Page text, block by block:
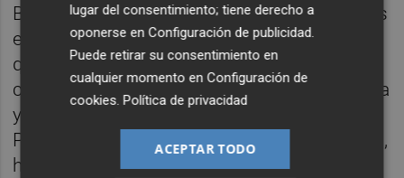
Bordalás tiró mano de otra de sus peticiones
expresas: Hugo Duro. La estima deportiva
que el entrenador alicantino le tiene al joven
canterano del Getafe está fuera de toda duda
y el madrileño ha demostrado el porqué.
Pese a venir como refuerzo para la delantera,
ha ocupado en los últimos partidos el
lugar del consentimiento; tiene derecho a
oponerse enConfiguración de publicidad
Puede retirar su consentimiento en
cualquier momento enConfiguración de
cookies .Política de privacidad
ACEPTAR TODO